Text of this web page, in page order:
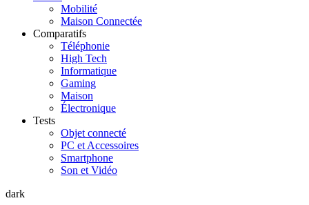
Mobilité
Maison Connectée
Comparatifs
Téléphonie
High Tech
Informatique
Gaming
Maison
Électronique
Tests
Objet connecté
PC et Accessoires
Smartphone
Son et Vidéo
dark